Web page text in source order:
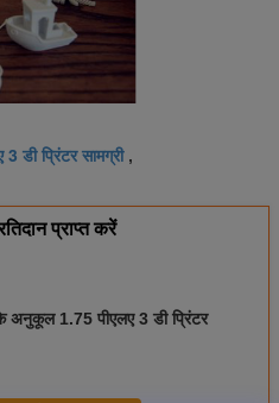
3 डी प्रिंटर सामग्री,
प्राप्त करें
अनुकूल 1.75 पीएलए 3 डी प्रिंटर